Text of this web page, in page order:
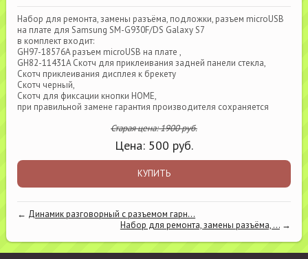
Набор для ремонта, замены разъёма, подложки, разъем microUSB
на плате для Samsung SM-G930F/DS Galaxy S7
в комплект входит:
GH97-18576A разъем microUSB на плате ,
GH82-11431A Скотч для приклеивания задней панели стекла,
Скотч приклеивания дисплея к брекету
Скотч черный,
Скотч для фиксации кнопки HOME,
при правильной замене гарантия производителя сохраняется
Старая цена:1900руб.
Цена: 500 руб.
КУПИТЬ
← Динамик разговорный с разъемом гарн...
Набор для ремонта, замены разъёма, ...→